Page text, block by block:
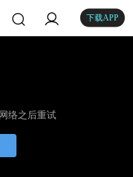
下载APP
络之后重试